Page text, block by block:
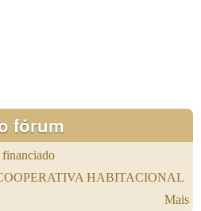
fórum
HABITACIONAL
Mais